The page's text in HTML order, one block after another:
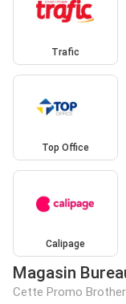
Trafic
Top Office
Calipage
Magasin
Cette Promo